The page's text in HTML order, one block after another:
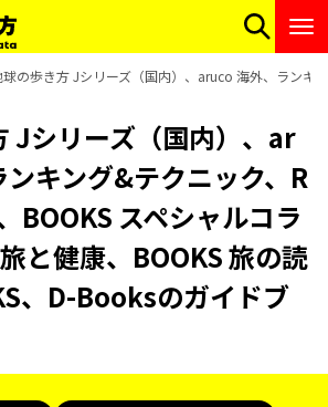
球の歩き方 Jシリーズ（国内）、aruco 海外、ランキ
Jシリーズ（国内）、ar
キング&テクニック、R
スペシャルコラ
と健康、BOOKS 旅の読
、D-Booksのガイドブ